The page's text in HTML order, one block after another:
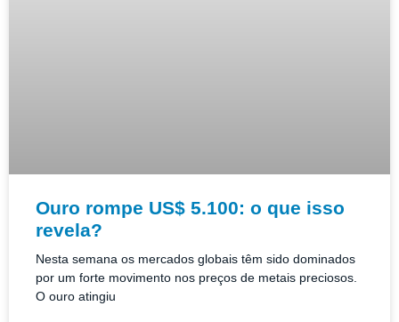
Ouro rompe US$ 5.100: o que isso
revela?
Nesta semana os mercados globais têm sido dominados
por um forte movimento nos preços de metais preciosos.
O ouro atingiu